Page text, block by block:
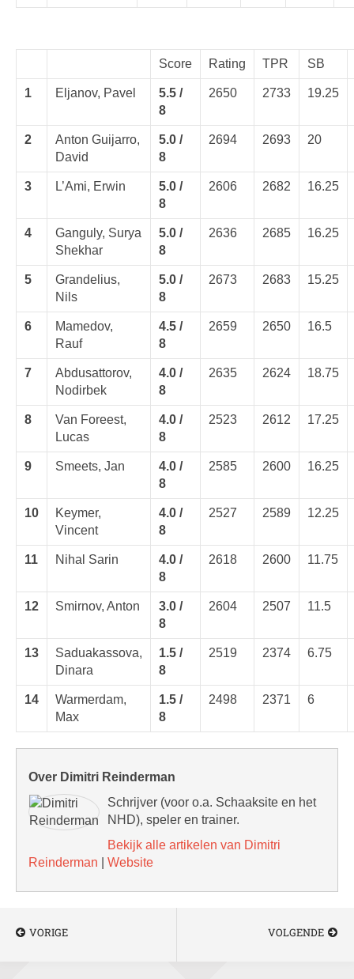
Score Rating TPR SB
1 Eljanov, Pavel
5.5 /
8
2650 2733 19.25
2
Anton Guijarro,
David
5.0 /
8
2694 2693 20
3 L’Ami, Erwin
5.0 /
8
2606 2682 16.25
4
Ganguly, Surya
Shekhar
5.0 /
8
2636 2685 16.25
5
Grandelius,
Nils
5.0 /
8
2673 2683 15.25
6
Mamedov,
Rauf
4.5 /
8
2659 2650 16.5
7
Abdusattorov,
Nodirbek
4.0 /
8
2635 2624 18.75
8
Van Foreest,
Lucas
4.0 /
8
2523 2612 17.25
9 Smeets, Jan
4.0 /
8
2585 2600 16.25
10
Keymer,
Vincent
4.0 /
8
2527 2589 12.25
11 Nihal Sarin
4.0 /
8
2618 2600 11.75
12 Smirnov, Anton
3.0 /
8
2604 2507 11.5
13
Saduakassova,
Dinara
1.5 /
8
2519 2374 6.75
14
Warmerdam,
Max
1.5 /
8
2498 2371 6
Over Dimitri Reinderman
Schrijver (voor o.a. Schaaksite en het
NHD), speler en trainer.
Bekijk alle artikelen van Dimitri
Reinderman
Website
VORIGE VOLGENDE